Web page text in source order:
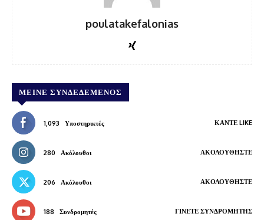
poulatakefalonias
ΜΕΊΝΕ ΣΥΝΔΕΔΕΜΈΝΟΣ
1,093 Υποστηρικτές ΚΆΝΤΕ LIKE
280 Ακόλουθοι ΑΚΟΛΟΥΘΉΣΤΕ
206 Ακόλουθοι ΑΚΟΛΟΥΘΉΣΤΕ
188 Συνδρομητές ΓΊΝΕΤΕ ΣΥΝΔΡΟΜΗΤΉΣ